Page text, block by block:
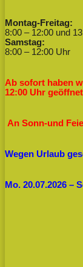
Montag-Freitag:
8:00 – 12:00 und
Samstag:
8:00 – 12:00 Uhr
Ab sofort haben
12:00 Uhr geöffnet
An Sonn-und
Wegen Urlaub
Mo. 20.07.2026 –